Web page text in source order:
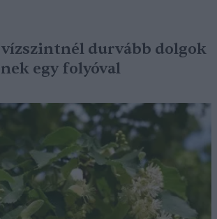
vízszintnél durvább dolgok
egy folyóval